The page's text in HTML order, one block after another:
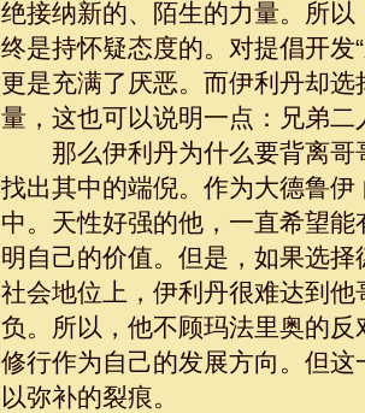
绝接纳新的、陌生的力量。所以
终是持怀疑态度的。对提倡开发
更是充满了厌恶。而伊利丹却选
量，这也可以说明一点：兄弟
那么伊利丹为什么要背离哥
找出其中的端倪。作为大德鲁
中。天性好强的他，一直希望
明自己的价值。但是，如果选
社会地位上，伊利丹很难达到
负。所以，他不顾玛法里奥的
修行作为自己的发展方向。但
以弥补的裂痕。